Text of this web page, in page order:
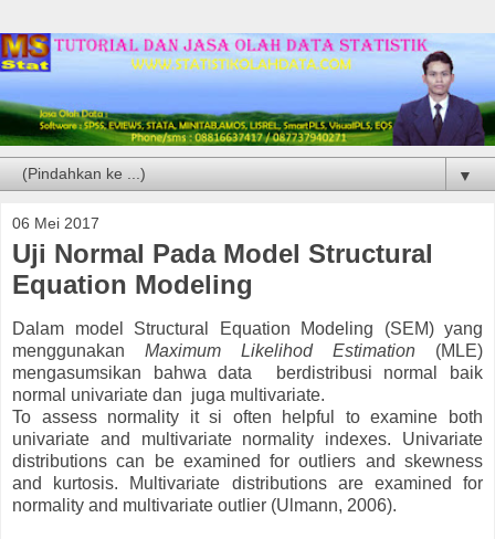
▼
06 Mei 2017
Uji Normal Pada Model Structural
Equation Modeling
Dalam model Structural Equation Modeling (SEM) yang
menggunakan Maximum Likelihod Estimation (MLE)
mengasumsikan bahwa data berdistribusi normal baik
normal univariate dan juga multivariate.
To assess normality it si often helpful to examine both
univariate and multivariate normality indexes. Univariate
distributions can be examined for outliers and skewness
and kurtosis. Multivariate distributions are examined for
normality and multivariate outlier (Ulmann, 2006).